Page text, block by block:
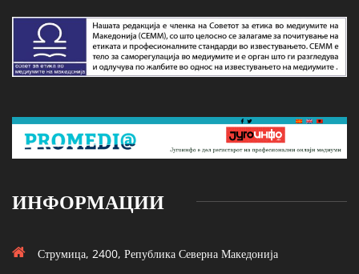
ИНФОРМАЦИИ
Струмица, 2400, Република Северна Македонија